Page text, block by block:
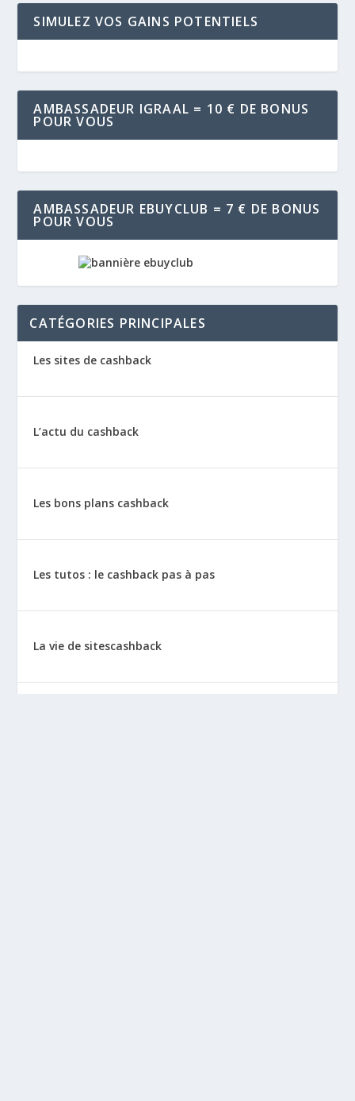
SIMULEZ VOS GAINS POTENTIELS
AMBASSADEUR IGRAAL = 10 € DE BONUS
POUR VOUS
AMBASSADEUR EBUYCLUB = 7 € DE BONUS
POUR VOUS
CATÉGORIES PRINCIPALES
Les sites de cashback
L’actu du cashback
Les bons plans cashback
Les tutos : le cashback pas à pas
La vie de sitescashback